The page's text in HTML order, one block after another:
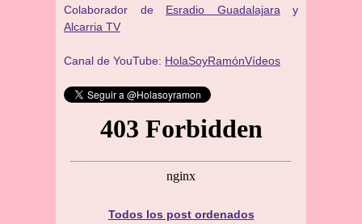
Colaborador de Esradio Guadalajara y
Alcarria TV
Canal de YouTube: HolaSoyRamónVídeos
Todos los post ordenados